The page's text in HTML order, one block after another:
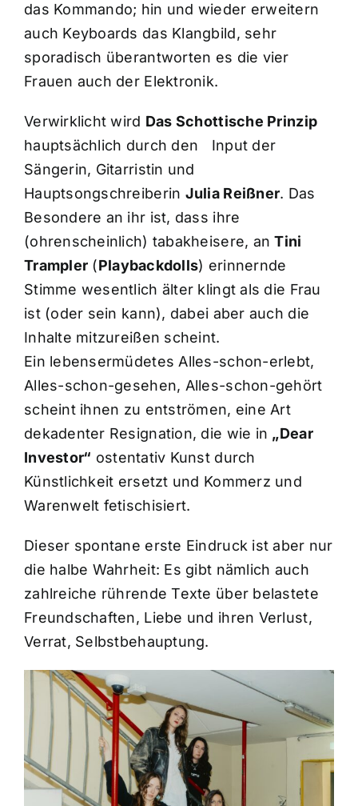
das Kommando; hin und wieder erweitern
auch Keyboards das Klangbild, sehr
sporadisch überantworten es die vier
Frauen auch der Elektronik.
Verwirklicht wird Das Schottische Prinzip
hauptsächlich durch den Input der
Sängerin, Gitarristin und
Hauptsongschreiberin Julia Reißner. Das
Besondere an ihr ist, dass ihre
(ohrenscheinlich) tabakheisere, anTini
Trampler (Playbackdolls) erinnernde
Stimme wesentlich älter klingt als die Frau
ist (oder sein kann), dabei aber auch die
Inhalte mitzureißen scheint.
Ein lebensermüdetes Alles-schon-erlebt,
Alles-schon-gesehen, Alles-schon-gehört
scheint ihnen zu entströmen, eine Art
dekadenter Resignation, die wie in „Dear
Investor“ ostentativ Kunst durch
Künstlichkeit ersetzt und Kommerz und
Warenwelt fetischisiert.
Dieser spontane erste Eindruck ist aber nur
die halbe Wahrheit: Es gibt nämlich auch
zahlreiche rührende Texte über belastete
Freundschaften, Liebe und ihren Verlust,
Verrat, Selbstbehauptung.